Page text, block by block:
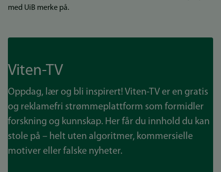
Viten-TV
Oppdag, lær og bli inspirert! Viten-TV er en gratis
og reklamefri strømmeplattform som formidler
forskning og kunnskap. Her får du innhold du kan
stole på – helt uten algoritmer, kommersielle
motiver eller falske nyheter.